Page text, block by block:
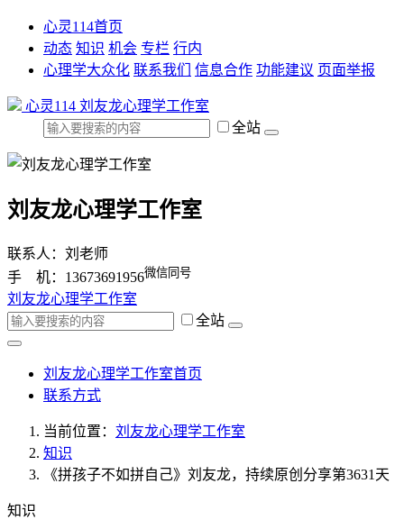
心灵114首页
动态 知识 机会 专栏 行内
心理学大众化 联系我们 信息合作 功能建议 页面举报
心灵114 刘友龙心理学工作室
全站
刘友龙心理学工作室
联系人：刘老师
手 机：13673691956微信同号
刘友龙心理学工作室
全站
刘友龙心理学工作室首页
联系方式
当前位置： 刘友龙心理学工作室
知识
《拼孩子不如拼自己》刘友龙，持续原创分享第3631天
知识